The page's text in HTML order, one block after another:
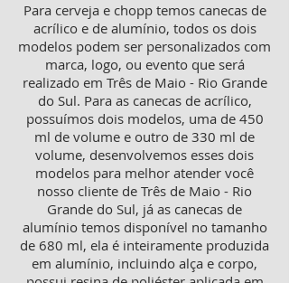
Para cerveja e chopp temos canecas de
acrílico e de alumínio, todos os dois
modelos podem ser personalizados com
marca, logo, ou evento que será
realizado em Três de Maio - Rio Grande
do Sul. Para as canecas de acrílico,
possuímos dois modelos, uma de 450
ml de volume e outro de 330 ml de
volume, desenvolvemos esses dois
modelos para melhor atender você
nosso cliente de Três de Maio - Rio
Grande do Sul, já as canecas de
alumínio temos disponível no tamanho
de 680 ml, ela é inteiramente produzida
em alumínio, incluindo alça e corpo,